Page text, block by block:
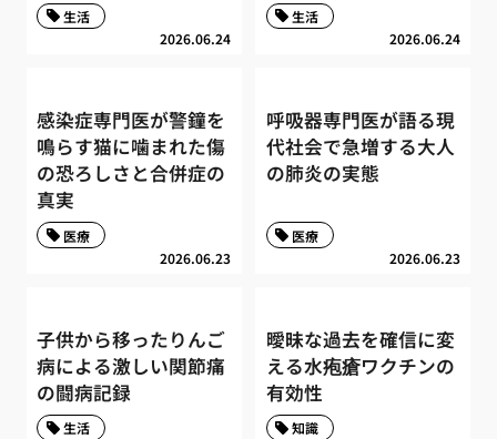
2026.06.24
生活
2026.06.24
生活
感染症専門医が警鐘を
鳴らす猫に噛まれた傷
の恐ろしさと合併症の
真実
2026.06.23
医療
呼吸器専門医が語る現
代社会で急増する大人
の肺炎の実態
2026.06.23
医療
子供から移ったりんご
病による激しい関節痛
の闘病記録
生活
曖昧な過去を確信に変
える水疱瘡ワクチンの
有効性
知識